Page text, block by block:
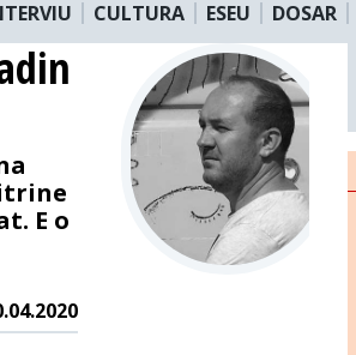
CULTURA ESEU DOSAR
E o